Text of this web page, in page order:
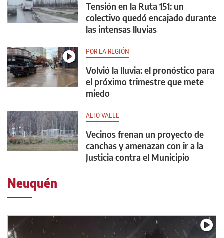
Tensión en la Ruta 151: un
colectivo quedó encajado durante
las intensas lluvias
POR LA REGIÓN
Volvió la lluvia: el pronóstico para
el próximo trimestre que mete
miedo
ALTO VALLE
Vecinos frenan un proyecto de
canchas y amenazan con ir a la
Justicia contra el Municipio
Neuquén